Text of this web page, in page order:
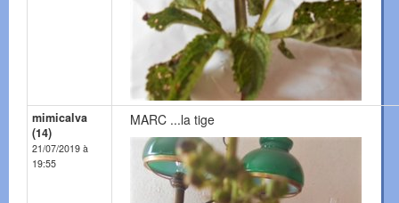
mimicalva
(14)
21/07/2019 à
19:55
MARC ...la tige